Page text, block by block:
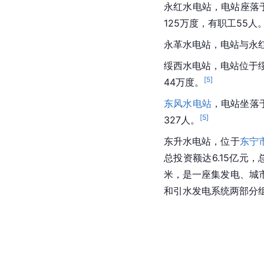
永红水电站，电站座
125万度，有职工55人
永革水电站，电站与永
绥西水电站，电站位于
44万度。
[5]
东风水电站，电站坐落
327人。
[5]
东升水电站，位于东宁
总投资额达6.15亿元
米，是一座集发电、城
和引水发电系统两部分